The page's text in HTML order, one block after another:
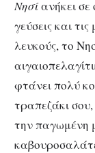
Νησίανήκει σε
γεύσεις και
λευκούς, το
φτάνει πολύ
τραπεζάκι
την παγωμένη